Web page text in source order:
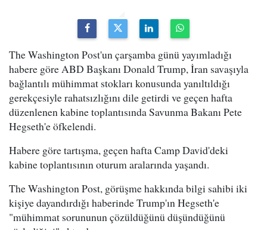
The Washington Post'un çarşamba günü yayımladığı
habere göre ABD Başkanı Donald Trump, İran savaşıyla
bağlantılı mühimmat stokları konusunda yanıltıldığı
gerekçesiyle rahatsızlığını dile getirdi ve geçen hafta
düzenlenen kabine toplantısında Savunma Bakanı Pete
Hegseth'e öfkelendi.
Habere göre tartışma, geçen hafta Camp David'deki
kabine toplantısının oturum aralarında yaşandı.
The Washington Post, görüşme hakkında bilgi sahibi iki
kişiye dayandırdığı haberinde Trump'ın Hegseth'e
"mühimmat sorununun çözüldüğünü düşündüğünü